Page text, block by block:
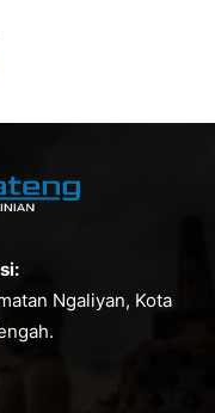
Ngaliyan, Kota